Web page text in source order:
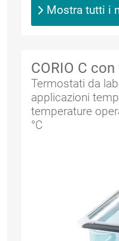
Mostra tutti i
CORIO C
Termostati da
applicazioni
temperature
°C